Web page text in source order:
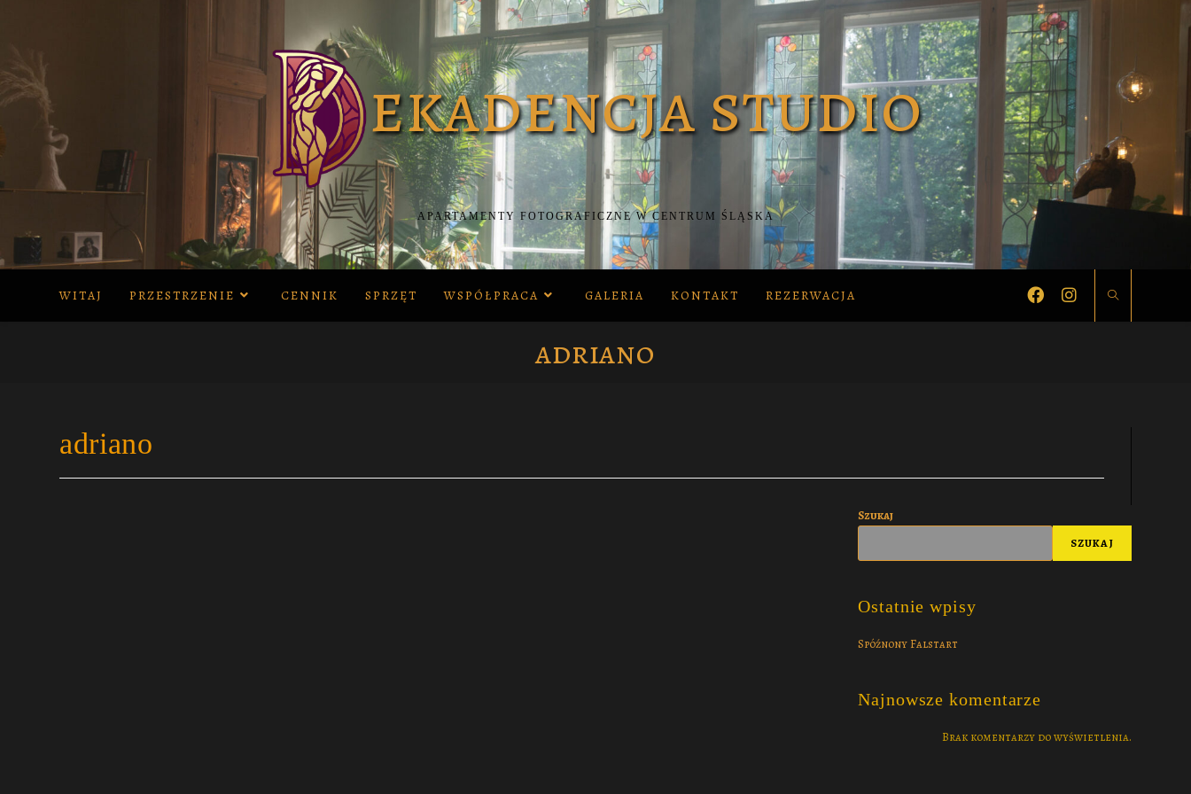
APARTAMENTY FOTOGRAFICZNE W CENTRUM ŚLĄSKA
WITAJ PRZESTRZENIE CENNIK SPRZĘT WSPÓŁPRACA GALERIA KONTAKT REZERWACJA
adriano
adriano
Szukaj
SZUKAJ
Ostatnie wpisy
Spóźnony Falstart
Najnowsze komentarze
Brak komentarzy do wyświetlenia.